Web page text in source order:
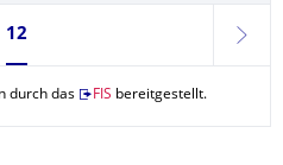
Seite 12, aktuell ausgewählt
12
weiter
durch das FIS bereitgestellt.